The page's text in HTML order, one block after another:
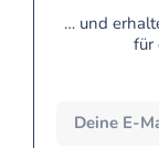
… und
für